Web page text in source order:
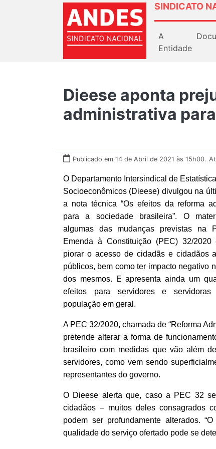
SINDICATO
A
Entidade
Dieese aponta
administrativa
Publicado em 14 de Abril de 2021 às 15h00.
O Departamento Intersindical de
Socioeconômicos (Dieese) divulgou na
a nota técnica “Os efeitos da reforma
para a sociedade brasileira”. O
algumas das mudanças previstas na
Emenda à Constituição (PEC) 32/2020
piorar o acesso de cidadãs e cidadãos
públicos, bem como ter impacto negativo
dos mesmos. E apresenta ainda um
efeitos para servidores e
população em geral.
A PEC 32/2020, chamada de “Reforma
pretende alterar a forma de
brasileiro com medidas que vão além
servidores, como vem sendo
representantes do governo.
O Dieese alerta que, caso a PEC 32
cidadãos – muitos deles consagrados
podem ser profundamente alterados.
qualidade do serviço ofertado pode se